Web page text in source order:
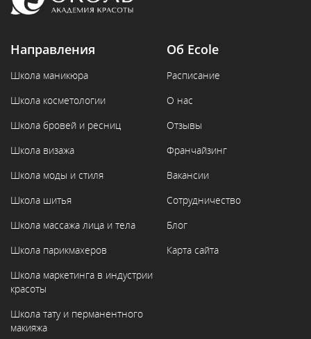
Направления
Школа маникюра
Школа косметологии
Школа бровей и ресниц
Школа визажа
Школа моды и стиля
Школа шитья
Школа массажа лица и тела
Школа парикмахеров
Школа маркетинга в индустрии
красоты
Школа тату и перманентного
макияжа
Об Ecole
Расписание
О нас
Отзывы
Франчайзинг
Вакансии
Сотрудничество
Блог
Карта сайта